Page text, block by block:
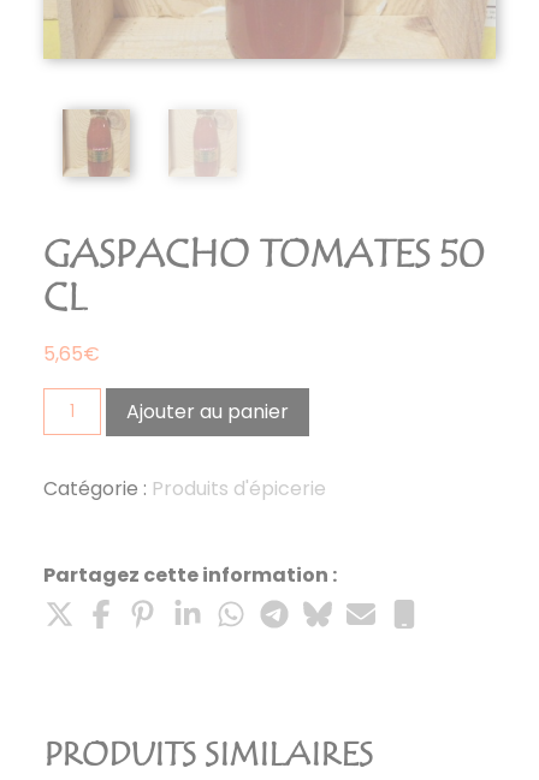
GASPACHO TOMATES 50
CL
5,65€
quantité
de
tomates
Ajouter au panier
Catégorie : Produits d'épicerie
Partagez cette information :
PRODUITS SIMILAIRES